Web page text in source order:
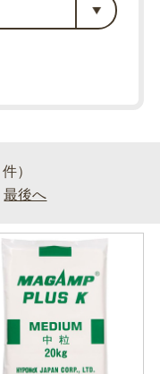
件）
最後へ